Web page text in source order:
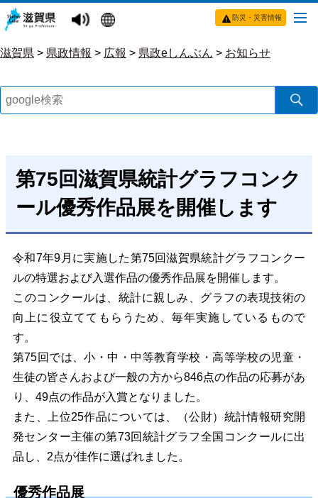
防災・災害情報
滋賀県 > 県政情報 > 広報 > 県政eしんぶん > お知らせ
第75回滋賀県統計グラフコンク
ール優秀作品展を開催します
令和7年9月に実施した第75回滋賀県統計グラフコンクー
ルの特選および入選作品の優秀作品展を開催します。
このコンクールは、統計に親しみ、グラフの表現技術の
向上に役立ててもらうため、毎年実施しているもので
す。
第75回では、小・中・中等教育学校・高等学校の児童・
生徒の皆さんおよび一般の方から846点の作品の応募があ
り、49点の作品が入賞となりました。
また、上位25作品については、（公財）統計情報研究開
発センター主催の第73回統計グラフ全国コンクールに出
品し、2点が佳作に選ばれました。
優秀作品展